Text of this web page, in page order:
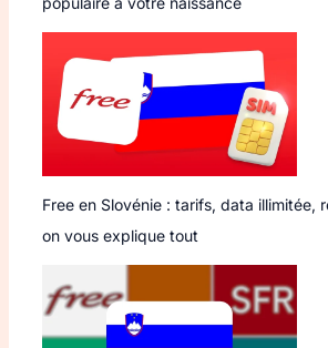
Free en Slovénie : tarifs, data illimitée,
on vous explique tout